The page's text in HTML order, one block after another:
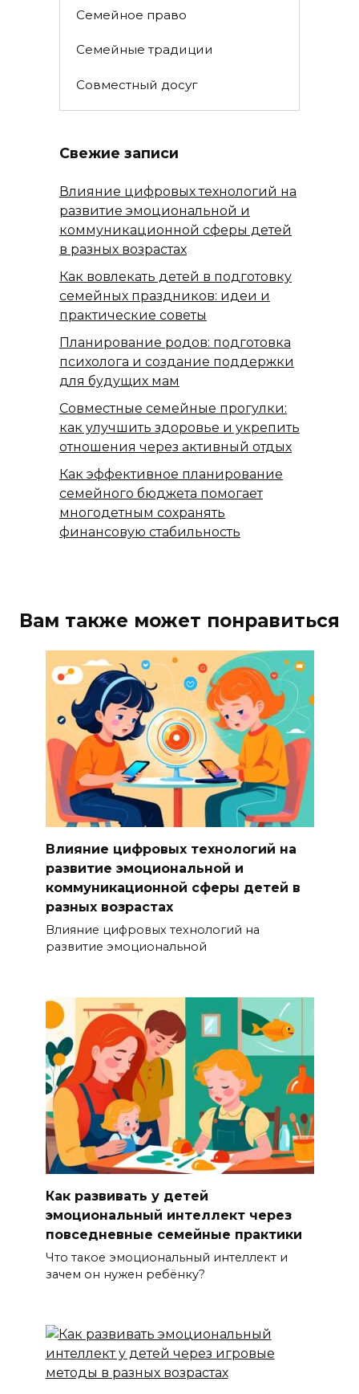
Семейное право
Семейные традиции
Совместный досуг
Свежие записи
Влияние цифровых технологий на
развитие эмоциональной и
коммуникационной сферы детей
в разных возрастах
Как вовлекать детей в подготовку
семейных праздников: идеи и
практические советы
Планирование родов: подготовка
психолога и создание поддержки
для будущих мам
Совместные семейные прогулки:
как улучшить здоровье и укрепить
отношения через активный отдых
Как эффективное планирование
семейного бюджета помогает
многодетным сохранять
финансовую стабильность
Вам также может понравиться
Влияние цифровых технологий на
развитие эмоциональной и
коммуникационной сферы детей в
разных возрастах
Влияние цифровых технологий на
развитие эмоциональной
Как развивать у детей
эмоциональный интеллект через
повседневные семейные практики
Что такое эмоциональный интеллект и
зачем он нужен ребёнку?